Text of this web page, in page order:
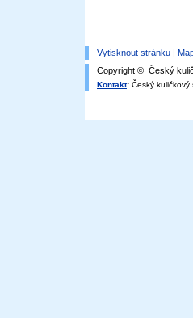
Vytisknout stránku |
Copyright © Český
Kontakt: Český